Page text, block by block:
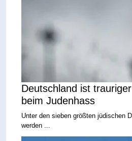
Deutschland ist
beim Judenhass
Unter den sieben größten jüdischen
werden ...